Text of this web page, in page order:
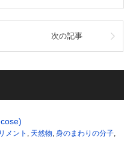
次の記事
メント , 天然物, 身のまわりの分子,